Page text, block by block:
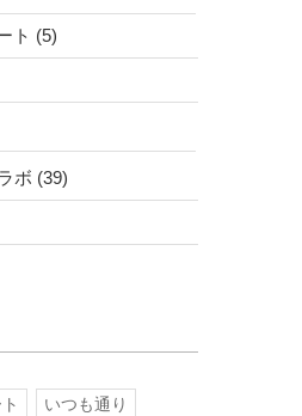
ト (5)
ボ (39)
いつも通り